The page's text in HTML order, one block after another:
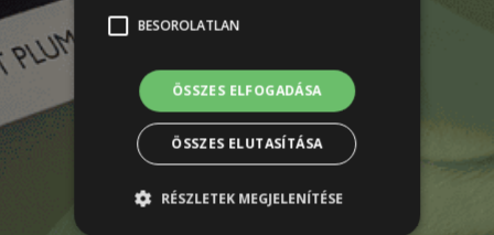
BESOROLATLAN
ÖSSZES ELFOGADÁSA
ÖSSZES ELUTASÍTÁSA
RÉSZLETEK MEGJELENÍTÉSE